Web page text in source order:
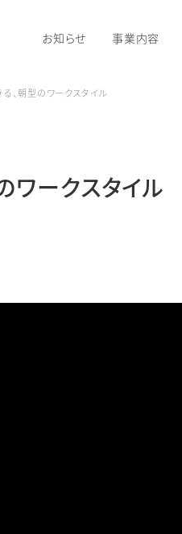
お知らせ 事業内容
、朝型のワークスタイル
ワークスタイル